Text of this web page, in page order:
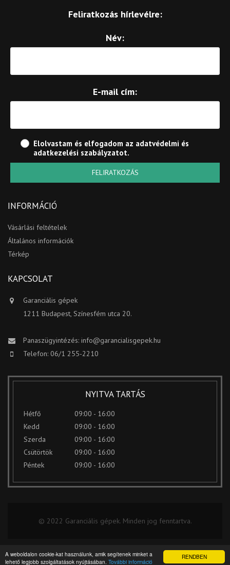
RENDBEN
A weboldalon cookie-kat használunk, amik segítenek minket a
lehető legjobb szolgáltatások nyújtásában. További információ
Feliratkozás hírlevélre:
Név:
E-mail cím:
Elolvastam és elfogadom az adatvédelmi és
adatkezelési szabályzatot.
FELIRATKOZÁS
INFORMÁCIÓ
Vásárlási feltételek
Általános információk
Térkép
KAPCSOLAT
Garanciális gépek
1211 Budapest, Színesfém utca 20.
Panaszügyintézés: info@garancialisgepek.hu
Telefon: 06/1 255-2210
NYITVA TARTÁS
Hétfő
09:00 - 16:00
Kedd
09:00 - 16:00
Szerda
09:00 - 16:00
Csütörtök
09:00 - 16:00
Péntek
09:00 - 16:00
© 2022 Garanciális gépek. Minden jog fenntartva.